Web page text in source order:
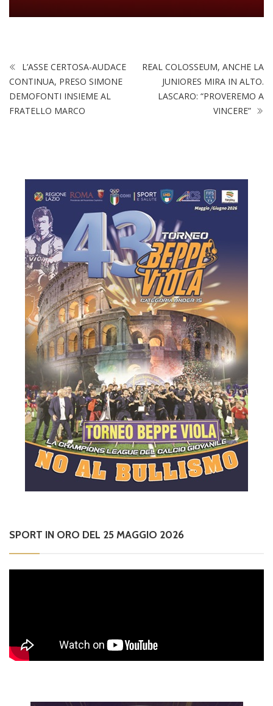
L’ASSE CERTOSA-AUDACE
CONTINUA, PRESO SIMONE
DEMOFONTI INSIEME AL
FRATELLO MARCO
REAL COLOSSEUM, ANCHE LA
JUNIORES MIRA IN ALTO.
LASCARO: “PROVEREMO A
VINCERE”
SPORT IN ORO DEL 25 MAGGIO 2026